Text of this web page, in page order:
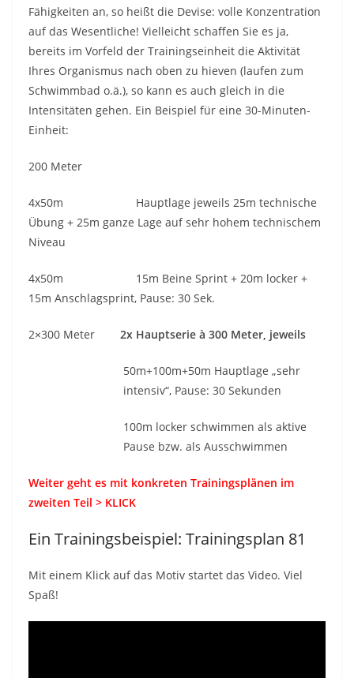
Fähigkeiten an, so heißt die Devise: volle Konzentration
auf das Wesentliche! Vielleicht schaffen Sie es ja,
bereits im Vorfeld der Trainingseinheit die Aktivität
Ihres Organismus nach oben zu hieven (laufen zum
Schwimmbad o.ä.), so kann es auch gleich in die
Intensitäten gehen. Ein Beispiel für eine 30-Minuten-
Einheit:
200 Meter
4x50m Hauptlage jeweils 25m technische
Übung + 25m ganze Lage auf sehr hohem technischem
Niveau
4x50m 15m Beine Sprint + 20m locker +
15m Anschlagsprint, Pause: 30 Sek.
2×300 Meter 2x Hauptserie à 300 Meter, jeweils
50m+100m+50m Hauptlage „sehr
intensiv“, Pause: 30 Sekunden
100m locker schwimmen als aktive
Pause bzw. als Ausschwimmen
Weiter geht es mit konkreten Trainingsplänen im
zweiten Teil > KLICK
Ein Trainingsbeispiel: Trainingsplan 81
Mit einem Klick auf das Motiv startet das Video. Viel
Spaß!